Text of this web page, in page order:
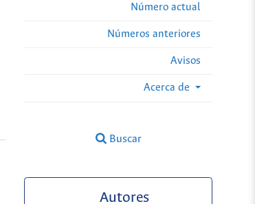
Número actual
Números anteriores
Avisos
Acerca de
Buscar
Autores